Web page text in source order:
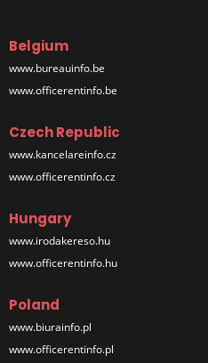
Belgium
www.bureauinfo.be
www.officerentinfo.be
Czech Republic
www.kancelareinfo.cz
www.officerentinfo.cz
Hungary
www.irodakereso.hu
www.officerentinfo.hu
Poland
www.biurainfo.pl
www.officerentinfo.pl